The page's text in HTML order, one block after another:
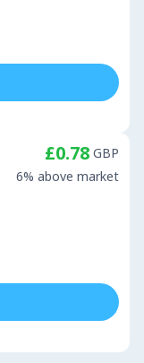
£0.78 GBP
6% above market